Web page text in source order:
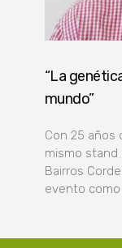
“La
mundo”
Con 25 años
mismo stand
Bairros
evento como